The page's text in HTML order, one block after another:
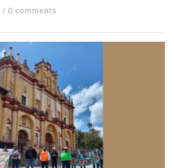
/ 0 comments